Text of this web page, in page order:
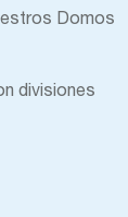
Domos
divisiones